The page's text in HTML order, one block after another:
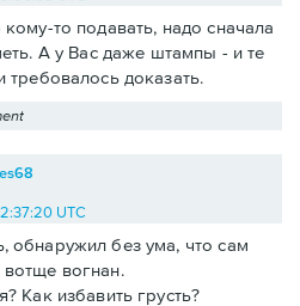
то подавать, надо сначала
А у Вас даже штампы - и те
требовалось доказать.
UTC
обнаружил без ума, что сам
вогнан.
Как избавить грусть?